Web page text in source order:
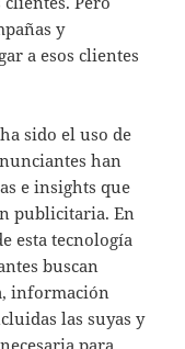
y
a esos clientes
sido el uso de
han
e insights que
publicitaria. En
esta tecnología
buscan
información
las suyas y
para